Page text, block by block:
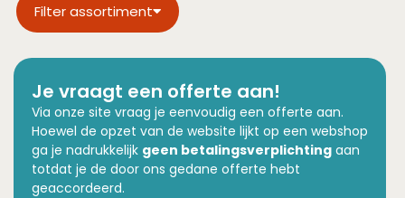
Filter assortiment
Je vraagt een offerte aan!
Via onze site vraag je eenvoudig een offerte aan.
Hoewel de opzet van de website lijkt op een webshop
ga je nadrukkelijk geen betalingsverplichting aan
totdat je de door ons gedane offerte hebt
geaccordeerd.